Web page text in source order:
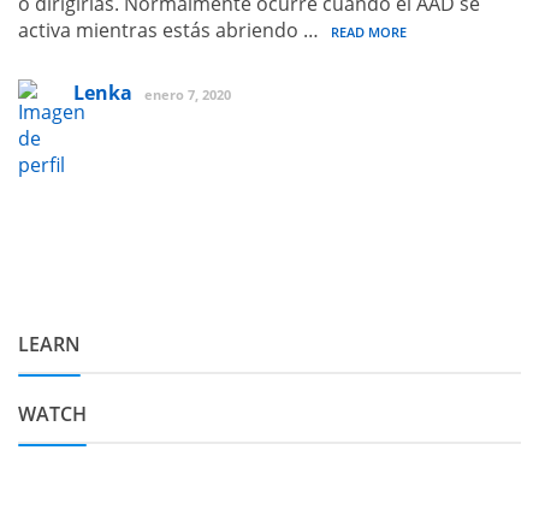
activa mientras estás abriendo …
READ MORE
Lenka enero 7, 2020
LEARN
WATCH